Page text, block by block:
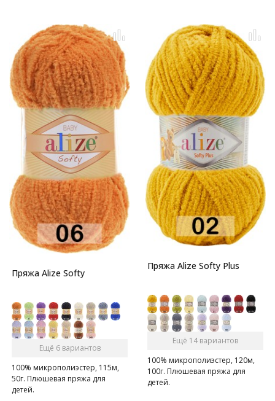
Пряжа Alize Softy
Ещё 6 вариантов
100% микрополиэстер, 115м,
50г. Плюшевая пряжа для
детей.
Пряжа Alize Softy Plus
Ещё 14 вариантов
100% микрополиэстер, 120м,
100г. Плюшевая пряжа для
детей.